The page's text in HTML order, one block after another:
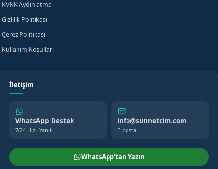
KVKK Aydınlatma
Gizlilik Politikası
Çerez Politikası
Kullanım Koşulları
İletişim
WhatsApp Destek
7/24 Hızlı Yanıt
info@sunnetcim.com
E-posta
WhatsApp'tan Yazın